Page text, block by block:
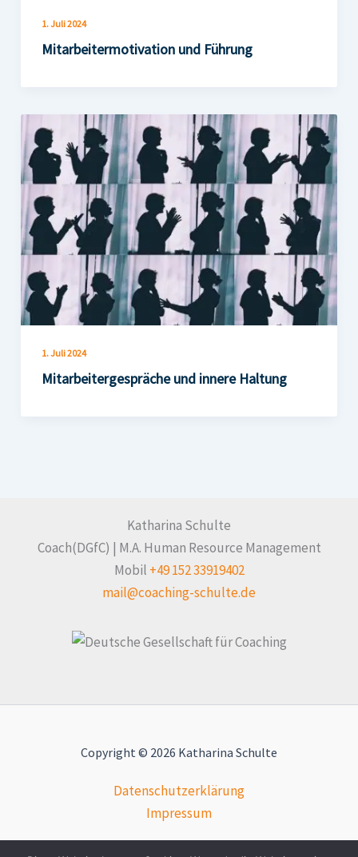
1. Juli 2024
Mitarbeitermotivation und Führung
1. Juli 2024
Mitarbeitergespräche und innere Haltung
Katharina Schulte
Coach(DGfC) | M.A. Human Resource Management
Mobil +49 152 33919402
mail@coaching-schulte.de
Copyright © 2026 Katharina Schulte
Datenschutzerklärung
Impressum